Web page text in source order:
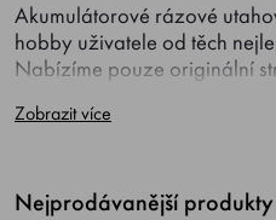
Akumulátorové rázové
hobby uživatele od těch
Nabízíme pouze originální
RYOBI.
šroubů.
Zobrazit více
Nejprodávanější produkty